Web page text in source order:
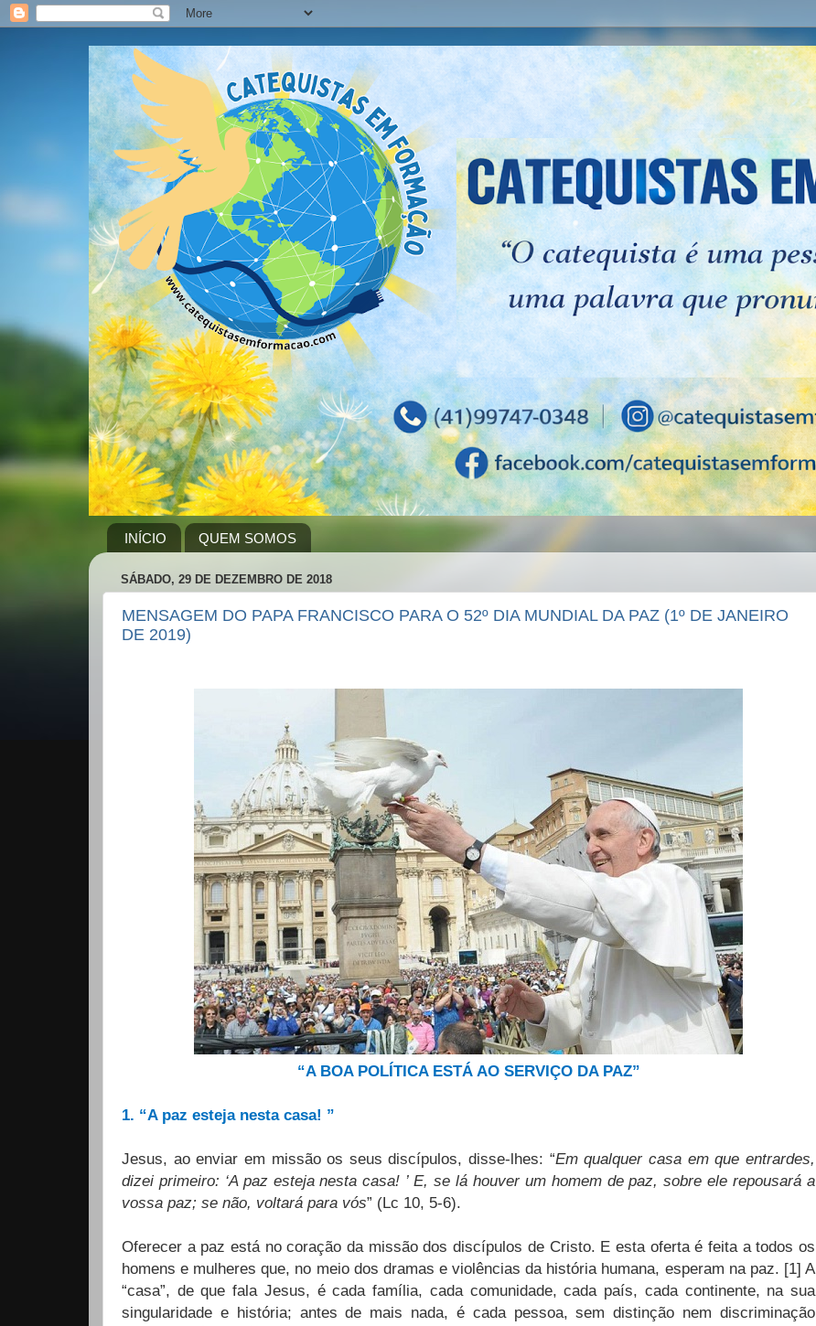
INÍCIO QUEM SOMOS
SÁBADO, 29 DE DEZEMBRO DE 2018
MENSAGEM DO PAPA FRANCISCO PARA O 52º DIA MUNDIAL DA PAZ (1º DE JANEIRO
DE 2019)
“A BOA POLÍTICA ESTÁ AO SERVIÇO DA PAZ”
1. “A paz esteja nesta casa! ”
Jesus, ao enviar em missão os seus discípulos, disse-lhes: “Em qualquer casa em que entrardes,
dizei primeiro: ‘A paz esteja nesta casa! ’ E, se lá houver um homem de paz, sobre ele repousará a
vossa paz; se não, voltará para vós” (Lc 10, 5-6).
Oferecer a paz está no coração da missão dos discípulos de Cristo. E esta oferta é feita a todos os
homens e mulheres que, no meio dos dramas e violências da história humana, esperam na paz. [1] A
“casa”, de que fala Jesus, é cada família, cada comunidade, cada país, cada continente, na sua
singularidade e história; antes de mais nada, é cada pessoa, sem distinção nem discriminação